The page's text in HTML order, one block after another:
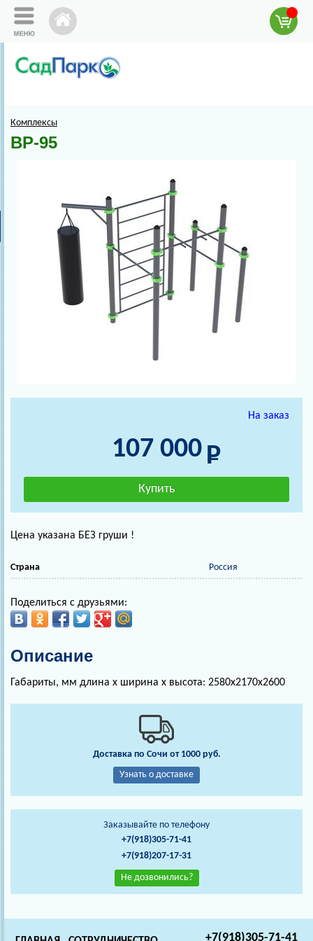
Комплексы
ВР-95
На заказ
107 000
Цена указана БЕЗ груши !
Страна Россия
Поделиться с друзьями:
Описание
Габариты, мм длина х ширина х высота: 2580х2170х2600
Доставка по Сочи от 1000 руб.
Узнать о доставке
Заказывайте по телефону
+7(918)305-71-41
+7(918)207-17-31
Не дозвонились?
+7(918)305-71-41